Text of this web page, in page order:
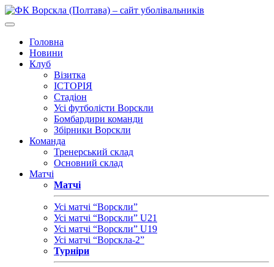
Головна
Новини
Клуб
Візитка
ІСТОРІЯ
Стадіон
Усі футболісти Ворскли
Бомбардири команди
Збірники Ворскли
Команда
Тренерський склад
Основний склад
Матчі
Матчі
Усі матчі “Ворскли”
Усі матчі “Ворскли” U21
Усі матчі “Ворскли” U19
Усі матчі “Ворскла-2”
Турніри